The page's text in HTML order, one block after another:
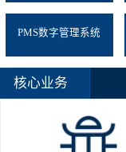
PMS数字管理系统
核心业务